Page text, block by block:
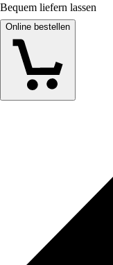
Bequem liefern lassen
Online bestellen